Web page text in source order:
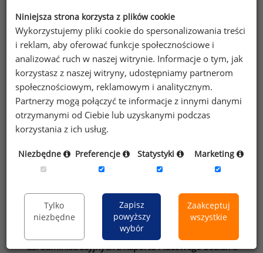
porównajmy stanowisko specjalisty
ds. administracyjnych w małej firmie rodzinnej
ze specjalistą ds. administracyjnych w dużej
korporacji. Nazwa stanowiska jest taka sama,
jednak obowiązki i złożoność pracy są różne,
podobnie jak wymagania edukacyjne. Wynika
z tego, że wynagrodzenie podstawowe również
w przypadku tego samego stanowiska w tej samej
najczęściej nie będzie w stanie konkurować
stawkami płac z dużą korporacją. Dlatego należy
wpływających na płace na danym stanowisku.
Tabela 2. Przykładowe kryteria, które różnicują
wynagrodzenia na stanowisku starszego specjalisty
ds. administracyjnych z Raportu Płacowego Sedlak&
Niniejsza strona korzysta z plików cookie
Wykorzystujemy pliki cookie do spersonalizowania treści
i reklam, aby oferować funkcje społecznościowe i
analizować ruch w naszej witrynie. Informacje o tym, jak
korzystasz z naszej witryny, udostępniamy partnerom
społecznościowym, reklamowym i analitycznym.
Partnerzy mogą połączyć te informacje z innymi danymi
otrzymanymi od Ciebie lub uzyskanymi podczas
korzystania z ich usług.
Niezbędne Preferencje Statystyki Marketing
Tylko
niezbędne
Zapisz
powyższy
wybór
Zaakceptuj
wszystkie